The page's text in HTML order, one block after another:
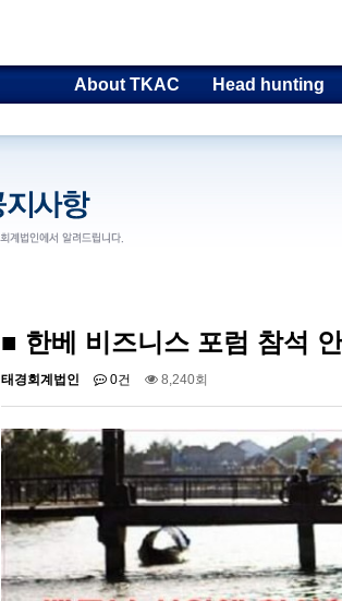
About TKAC Head hunting
■ 한베 비즈니스 포럼 참석
태경회계법인 0건 8,240회